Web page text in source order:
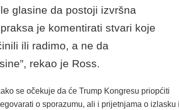
glasine da postoji izvršna
je komentirati stvari koje
ili radimo, a ne da
rekao je Ross.
se očekuje da će Trump Kongresu priopćiti
o sporazumu, ali i prijetnjama o izlasku